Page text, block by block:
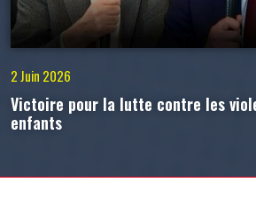
2 Juin 2026
Victoire pour la lutte contre les
enfants